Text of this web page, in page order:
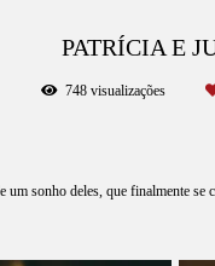
PATRÍCIA E
748 visualizações
sonho deles, que finalmente